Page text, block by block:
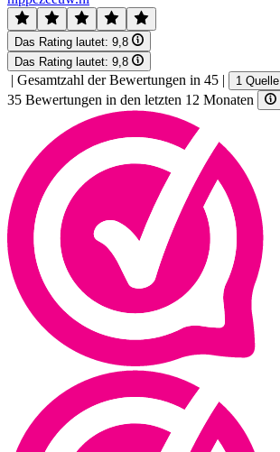
Das Rating lautet: 9,8
Das Rating lautet: 9,8
| Gesamtzahl der Bewertungen in 45 | 1 Quelle
35 Bewertungen in den letzten 12 Monaten